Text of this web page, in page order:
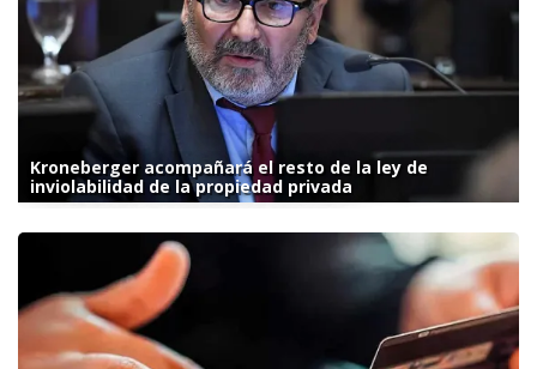
Kroneberger acompañará el resto de la ley de
inviolabilidad de la propiedad privada